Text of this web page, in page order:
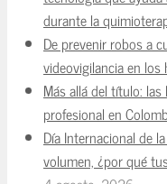
durante la
De prevenir robos a
videovigilancia en
Más allá del título:
profesional en
Día Internacional de
volumen, ¿por qué